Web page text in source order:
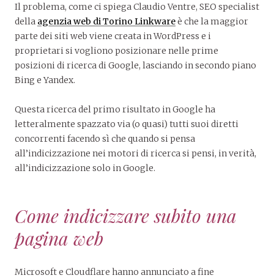
Il problema, come ci spiega Claudio Ventre, SEO specialist
della agenzia web di Torino Linkwareè che la maggior
parte dei siti web viene creata in WordPress e i
proprietari si vogliono posizionare nelle prime
posizioni di ricerca di Google, lasciando in secondo piano
Bing e Yandex.
Questa ricerca del primo risultato in Google ha
letteralmente spazzato via (o quasi) tutti suoi diretti
concorrenti facendo sì che quando si pensa
all’indicizzazione nei motori di ricerca si pensi, in verità,
all’indicizzazione solo in Google.
Come indicizzare subito una
pagina web
Microsoft e Cloudflare hanno annunciato a fine